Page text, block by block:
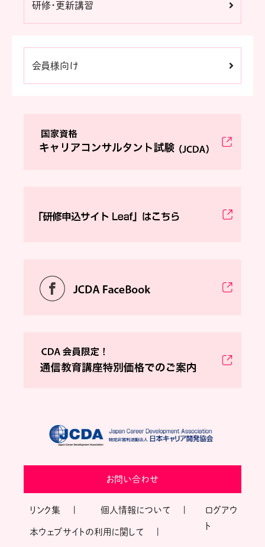
研修・更新講習
会員様向け
お問い合わせ
リンク集 個人情報について
本ウェブサイトの利用に関して
ログアウ
ト